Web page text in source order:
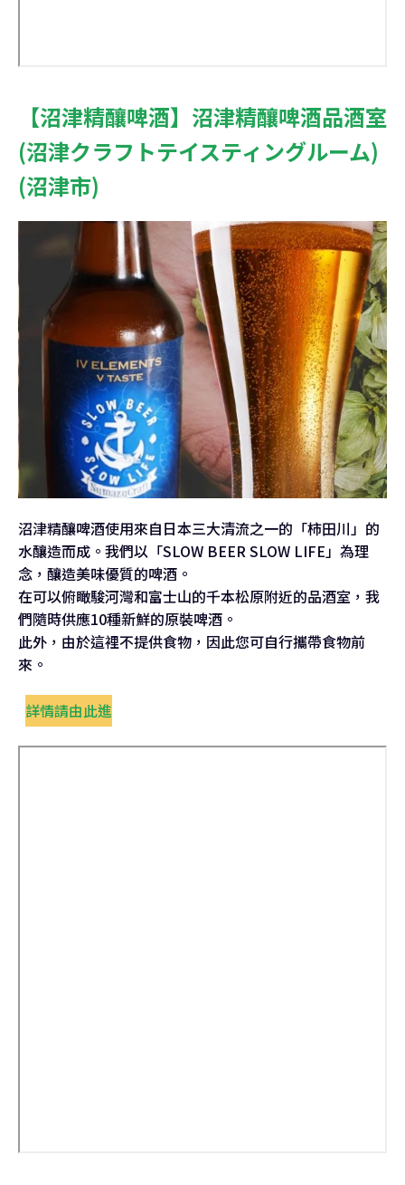
【沼津精釀啤酒】沼津精釀啤酒品酒室
(沼津クラフトテイスティングルーム)
(沼津市)
沼津精釀啤酒使用來自日本三大清流之一的「柿田川」的
水釀造而成。我們以「SLOW BEER SLOW LIFE」為理
念，釀造美味優質的啤酒。
在可以俯瞰駿河灣和富士山的千本松原附近的品酒室，我
們隨時供應10種新鮮的原裝啤酒。
此外，由於這裡不提供食物，因此您可自行攜帶食物前
來。
詳情請由此進